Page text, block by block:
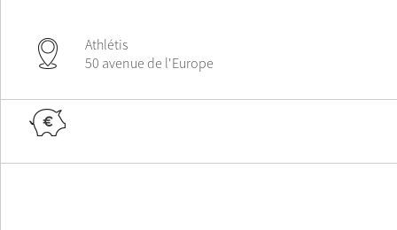
Athlétis
50 avenue de l'Europe